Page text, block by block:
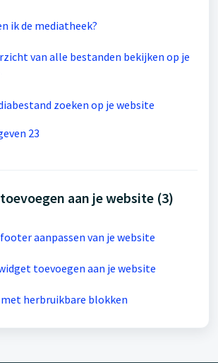
ik de mediatheek?
van alle bestanden bekijken op je
zoeken op je website
23
aan je website (3)
aanpassen van je website
toevoegen aan je website
herbruikbare blokken